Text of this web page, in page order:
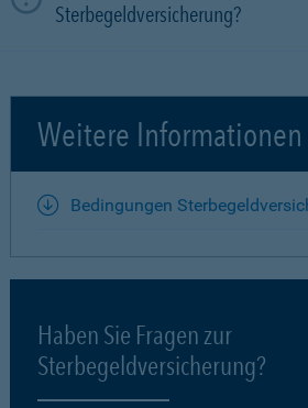
Sterbegeldversicherung?
Weitere Informationen
Bedingungen
Haben Sie Fragen zur
Sterbegeldversicherung?